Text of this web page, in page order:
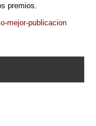
premios.
mejor-publicacion